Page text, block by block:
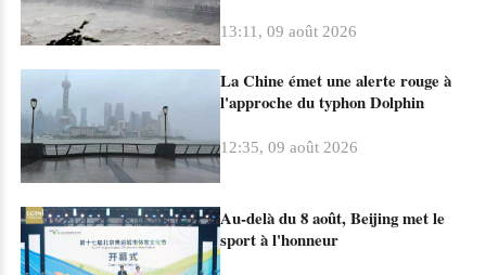
13:11, 09 août 2026
La Chine émet une alerte rouge à
l'approche du typhon Dolphin
12:35, 09 août 2026
Au-delà du 8 août, Beijing met le
sport à l'honneur